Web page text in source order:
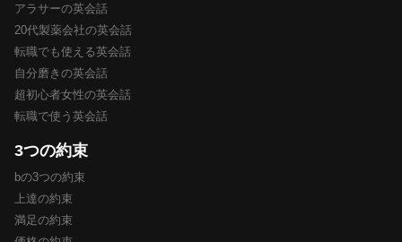
アラサーの英会話
20代製薬会社の英会話
転職でも使える英会話
自分磨きの英会話
超初心者女性の英会話
転職で使う英会話
3つの約束
bの3つの約束
上達の約束
満足の約束